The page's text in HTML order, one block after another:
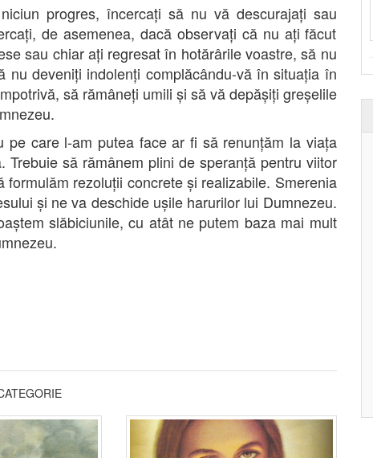
progres, încercați să nu vă descurajați sau
de asemenea, dacă observați că nu ați făcut
sau chiar ați regresat în hotărârile voastre, să nu
nu deveniți indolenți complăcându-vă în situația în
să rămâneți umili și să vă depășiți greșelile
pe care l-am putea face ar fi să renunțăm la viața
Trebuie să rămânem plini de speranță pentru viitor
formulăm rezoluții concrete și realizabile. Smerenia
și ne va deschide ușile harurilor lui Dumnezeu.
slăbiciunile, cu atât ne putem baza mai mult